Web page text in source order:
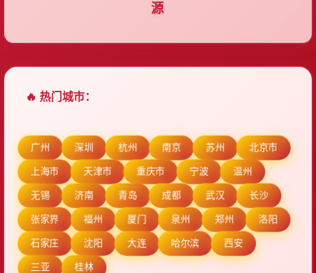
源
🔥 热门城市：
广州 深圳 杭州 南京 苏州 北京市
上海市 天津市 重庆市 宁波 温州
无锡 济南 青岛 成都 武汉 长沙
张家界 福州 厦门 泉州 郑州 洛阳
石家庄 沈阳 大连 哈尔滨 西安
三亚 桂林